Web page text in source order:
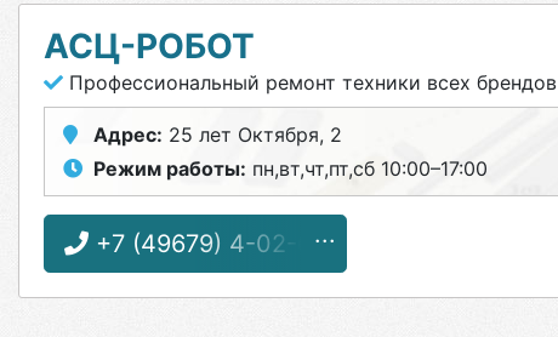
АСЦ-РОБОТ
Профессиональный ремонт техники всех брендов
Адрес: 25 лет Октября, 2
Режим работы: пн,вт,чт,пт,сб 10:00–17:00
+7 (49679) 4-02-62